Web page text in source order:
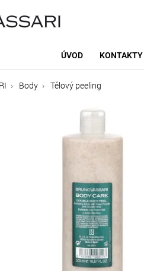
ÚVOD KONTAKTY
Body Tělový peeling